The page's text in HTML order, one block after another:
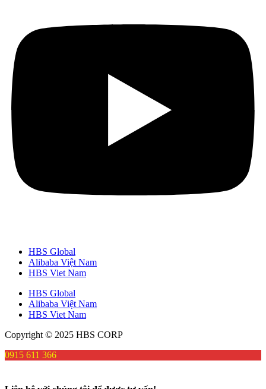
HBS Global
Alibaba Việt Nam
HBS Viet Nam
HBS Global
Alibaba Việt Nam
HBS Viet Nam
Copyright © 2025 HBS CORP
0915 611 366